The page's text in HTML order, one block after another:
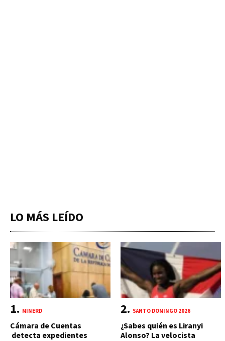
LO MÁS LEÍDO
MINERD
Cámara de Cuentas
detecta expedientes
SANTO DOMINGO 2026
¿Sabes quién es Liranyi
Alonso? La velocista